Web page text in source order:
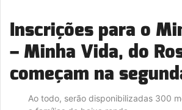
Inscrições para o
– Minha Vida, do
começam na
Ao todo, serão disponibilizadas 300